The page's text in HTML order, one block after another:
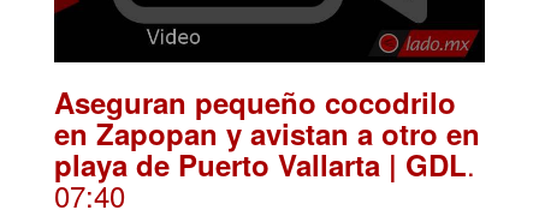
Aseguran pequeño cocodrilo
en Zapopan y avistan a otro en
playa de Puerto Vallarta | GDL.
07:40